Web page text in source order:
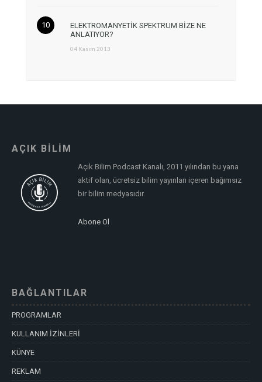
ELEKTROMANYETİK SPEKTRUM BİZE NE
ANLATIYOR?
04 Kasım 2013
AÇIK BİLİM
Açık Bilim Podcast Kanalı, 2011 yılından bu yana
aktif olan, ücretsiz bilim yayınları içeren bağımsız
bir bilim medyasıdır.
Abone Ol
BAĞLANTILAR
PROGRAMLAR
KULLANIM İZİNLERİ
KÜNYE
REKLAM